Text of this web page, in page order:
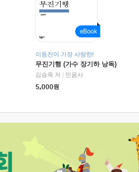
이동진이 가장 사랑한!
무진기행 (가수 장기하 낭독)
김승옥 저
민음사
5,000원